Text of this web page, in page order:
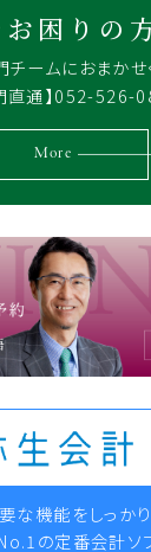
困りの
チームにおまかせ
直通】052-526-
More
な機能をしっかり
の定番会計ソフ